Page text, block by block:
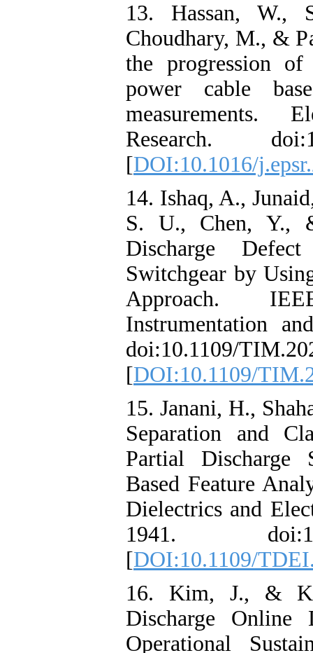
13. Hassan,
Choudhary,
the
power cable
Research.
[DOI:10.1016/
14. Ishaq, A.,
S. U., Chen,
Discharge
Switchgear by
doi:10.1109/
[DOI:10.1109/
15. Janani, H.,
Separation
Partial
Based
Dielectrics
1941.
[DOI:10.1109/
16. Kim, J.,
Discharge
Operational